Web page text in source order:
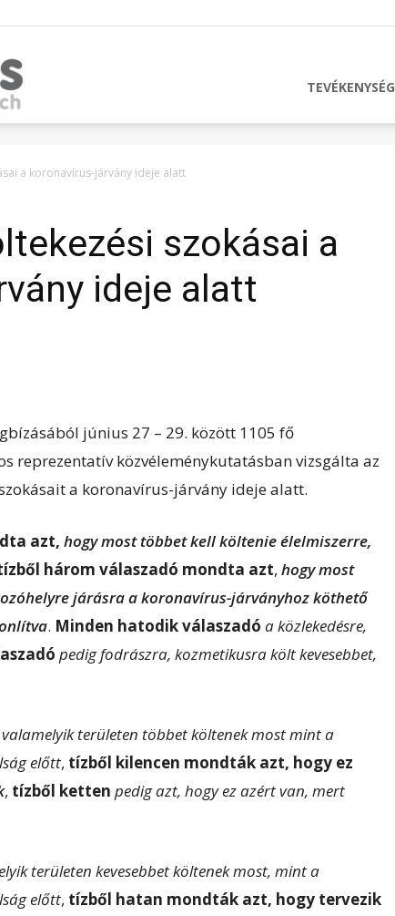
Publicus
TEVÉKENYSÉG
a koronavírus-járvány ideje alatt
szokásai a
ideje alatt
június 27 – 29. között 1105 fő
reprezentatív közvéleménykutatásban vizsgálta az
a koronavírus-járvány ideje alatt.
azt, hogy most többet kell költenie élelmiszerre,
három válaszadó mondta azt, hogy most
járásra a koronavírus-járványhoz köthető
. Minden hatodik válaszadó a közlekedésre,
pedig fodrászra, kozmetikusra költ kevesebbet,
területen többet költenek most mint a
előtt, tízből kilencen mondták azt, hogy ez
, tízből ketten pedig azt, hogy ez azért van, mert
területen kevesebbet költenek most, mint a
előtt, tízből hatan mondták azt, hogy tervezik